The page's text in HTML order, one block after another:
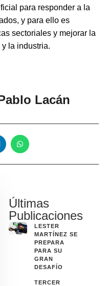
para responder a la
y para ello es
sectoriales y mejorar la
la industria.
Lacán
Últimas
Publicaciones
LESTER
MARTÍNEZ SE
PREPARA
PARA SU
GRAN
DESAFÍO
TERCER